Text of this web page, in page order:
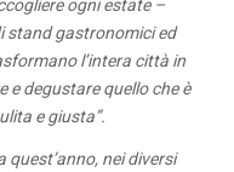
ogni estate –
stand gastronomici ed
l’intera città in
e degustare quello che è
e giusta”.
nei diversi